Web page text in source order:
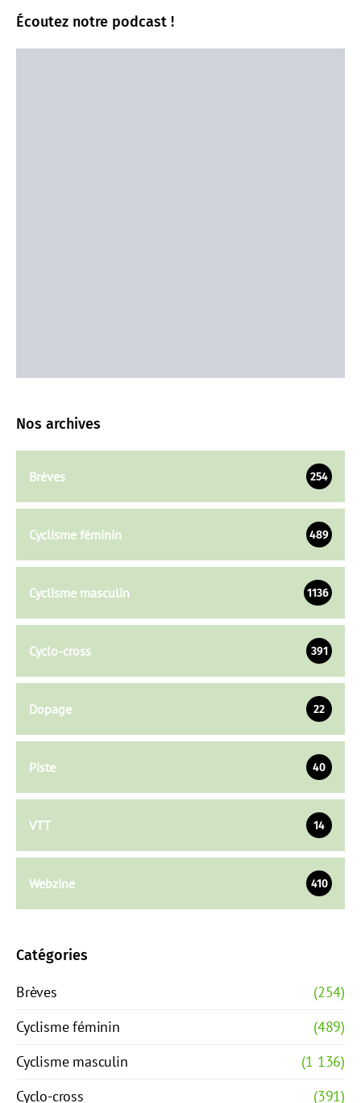
Écoutez notre podcast !
Nos archives
Brèves 254
Cyclisme féminin 489
Cyclisme masculin 1136
Cyclo-cross 391
Dopage 22
Piste 40
VTT 14
Webzine 410
Catégories
Brèves
(254)
Cyclisme féminin
(489)
Cyclisme masculin
(1 136)
Cyclo-cross
(391)